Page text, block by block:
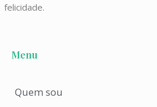
felicidade.
Menu
Quem sou